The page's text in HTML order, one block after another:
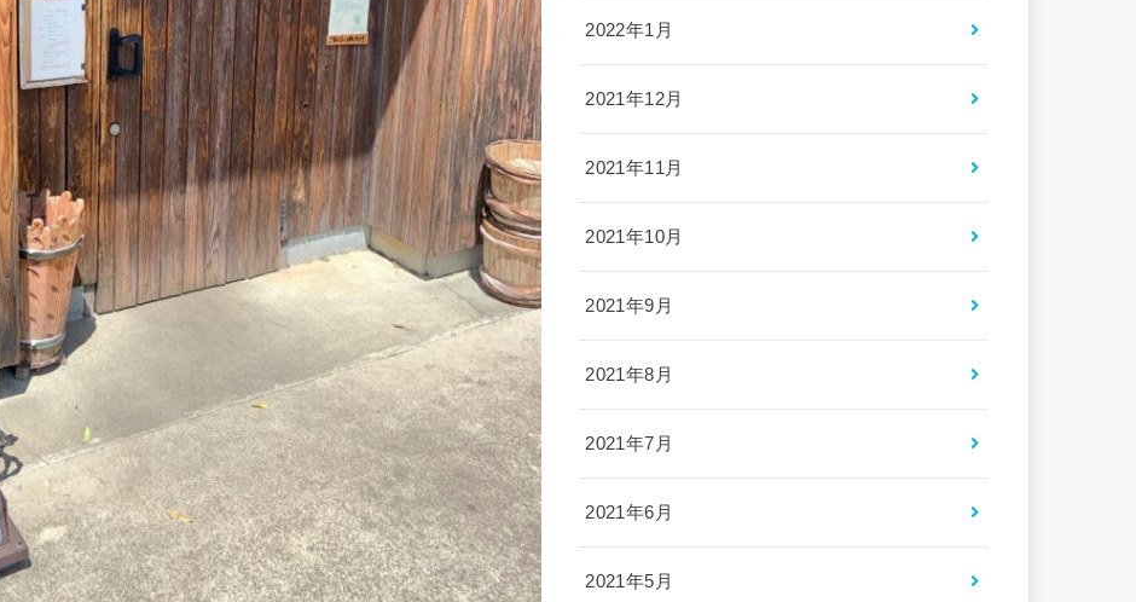
2022年1月
2021年12月
2021年11月
2021年10月
2021年9月
2021年8月
2021年7月
2021年6月
2021年5月